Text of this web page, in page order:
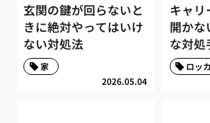
玄関の鍵が回らないと
きに絶対やってはいけ
ない対処法
2026.05.04
家
キャリ
開かな
な対処
ロッ